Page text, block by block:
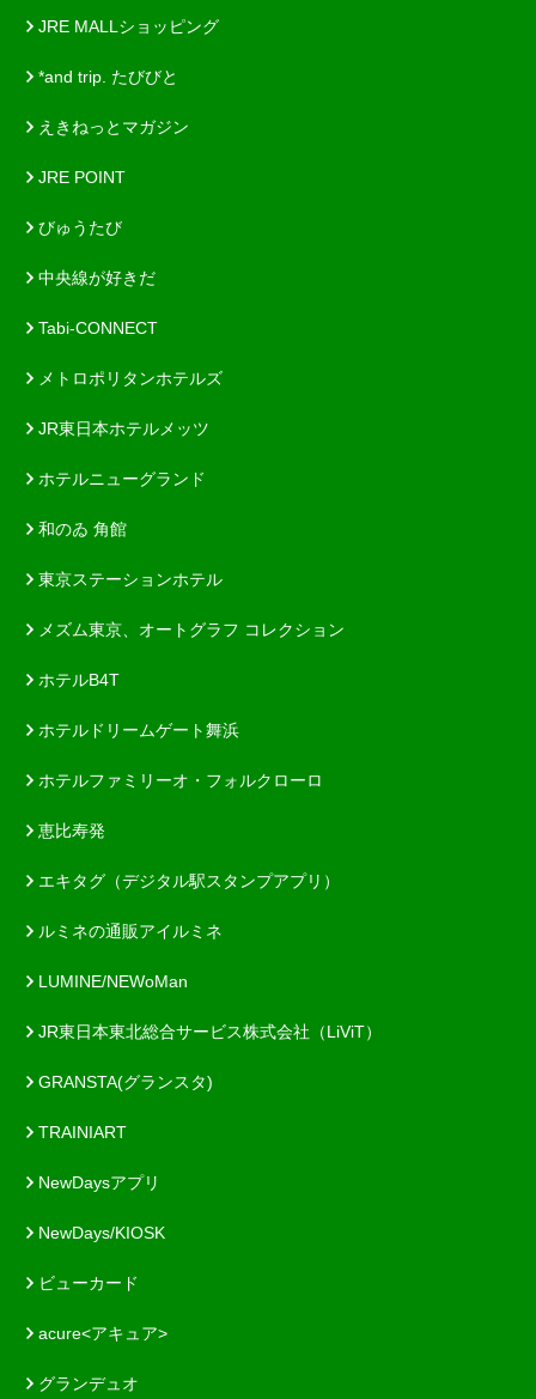
JRE MALLショッピング
*and trip. たびびと
えきねっとマガジン
JRE POINT
びゅうたび
中央線が好きだ
Tabi-CONNECT
メトロポリタンホテルズ
JR東日本ホテルメッツ
ホテルニューグランド
和のゐ 角館
東京ステーションホテル
メズム東京、オートグラフ コレクション
ホテルB4T
ホテルドリームゲート舞浜
ホテルファミリーオ・フォルクローロ
恵比寿発
エキタグ（デジタル駅スタンプアプリ）
ルミネの通販アイルミネ
LUMINE/NEWoMan
JR東日本東北総合サービス株式会社（LiViT）
GRANSTA(グランスタ)
TRAINIART
NewDaysアプリ
NewDays/KIOSK
ビューカード
acure<アキュア>
グランデュオ